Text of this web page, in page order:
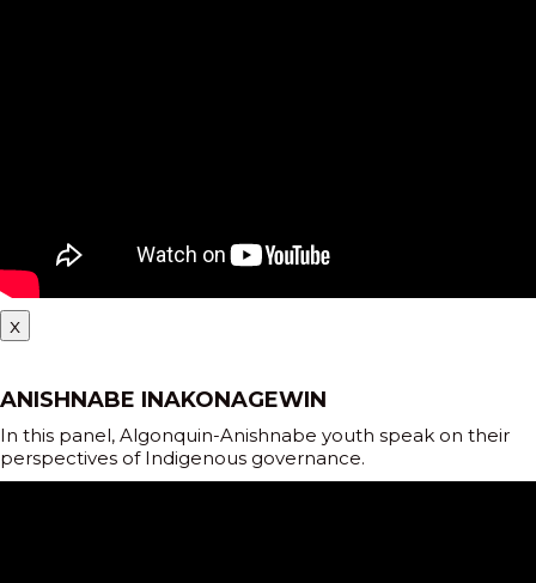
x
ANISHNABE INAKONAGEWIN
In this panel, Algonquin-Anishnabe youth speak on their
perspectives of Indigenous governance.